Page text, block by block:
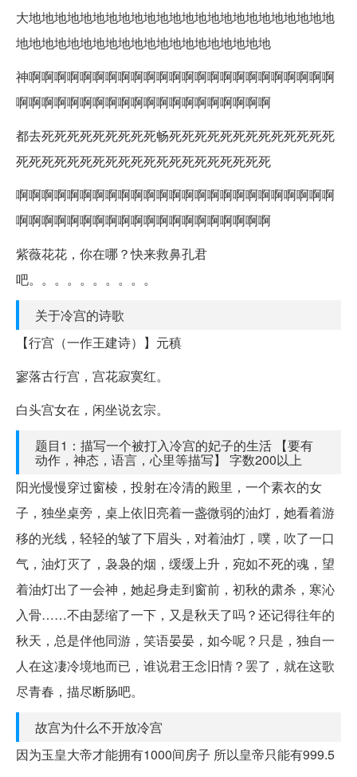
大地地地地地地地地地地地地地地地地地地地地地地地地
地地地地地地地地地地地地地地地地地地地地
神啊啊啊啊啊啊啊啊啊啊啊啊啊啊啊啊啊啊啊啊啊啊啊啊
啊啊啊啊啊啊啊啊啊啊啊啊啊啊啊啊啊啊啊啊
都去死死死死死死死死死畅死死死死死死死死死死死死死
死死死死死死死死死死死死死死死死死死死死
啊啊啊啊啊啊啊啊啊啊啊啊啊啊啊啊啊啊啊啊啊啊啊啊啊
啊啊啊啊啊啊啊啊啊啊啊啊啊啊啊啊啊啊啊啊
紫薇花花，你在哪？快来救鼻孔君
吧。。。。。。。。。。
关于冷宫的诗歌
【行宫（一作王建诗）】元稹
寥落古行宫，宫花寂寞红。
白头宫女在，闲坐说玄宗。
题目1：描写一个被打入冷宫的妃子的生活 【要有
动作，神态，语言，心里等描写】 字数200以上
阳光慢慢穿过窗棱，投射在冷清的殿里，一个素衣的女
子，独坐桌旁，桌上依旧亮着一盏微弱的油灯，她看着游
移的光线，轻轻的皱了下眉头，对着油灯，噗，吹了一口
气，油灯灭了，袅袅的烟，缓缓上升，宛如不死的魂，望
着油灯出了一会神，她起身走到窗前，初秋的肃杀，寒沁
入骨……不由瑟缩了一下，又是秋天了吗？还记得往年的
秋天，总是伴他同游，笑语晏晏，如今呢？只是，独自一
人在这凄冷境地而已，谁说君王念旧情？罢了，就在这歌
尽青春，描尽断肠吧。
故宫为什么不开放冷宫
因为玉皇大帝才能拥有1000间房子 所以皇帝只能有999.5